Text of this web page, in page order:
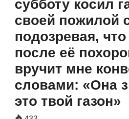
субботу косил
своей пожилой
подозревая,
после её
вручит мне
словами: «Она
это твой газон»